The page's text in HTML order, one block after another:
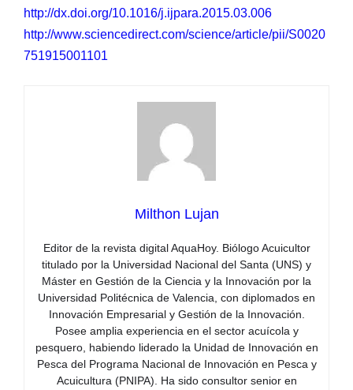
http://dx.doi.org/10.1016/j.ijpara.2015.03.006
http://www.sciencedirect.com/science/article/pii/S0020
751915001101
Milthon Lujan
Editor de la revista digital AquaHoy. Biólogo Acuicultor
titulado por la Universidad Nacional del Santa (UNS) y
Máster en Gestión de la Ciencia y la Innovación por la
Universidad Politécnica de Valencia, con diplomados en
Innovación Empresarial y Gestión de la Innovación.
Posee amplia experiencia en el sector acuícola y
pesquero, habiendo liderado la Unidad de Innovación en
Pesca del Programa Nacional de Innovación en Pesca y
Acuicultura (PNIPA). Ha sido consultor senior en